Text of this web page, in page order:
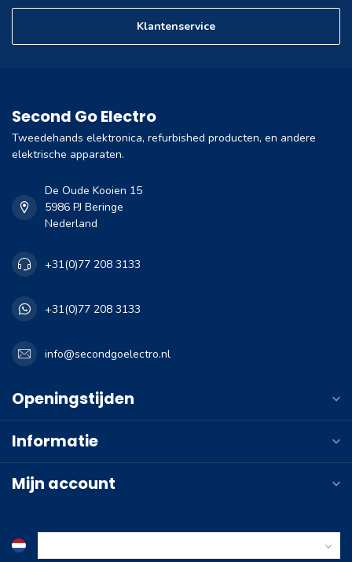
Klantenservice
Second Go Electro
Tweedehands elektronica, refurbished producten, en andere
elektrische apparaten.
De Oude Kooien 15
5986 PJ Beringe
Nederland
+31(0)77 208 3133
+31(0)77 208 3133
info@secondgoelectro.nl
Openingstijden
Informatie
Mijn account